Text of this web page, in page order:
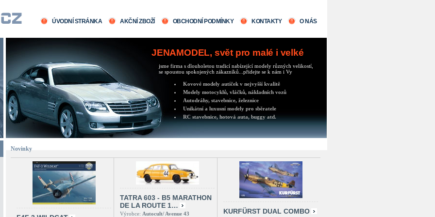
ÚVODNÍ STRÁNKA AKČNÍ ZBOŽÍ OBCHODNÍ PODMÍNKY KONTAKTY O NÁS
JENAMODEL, svět pro malé i velké
jsme firma s dlouholetou tradicí nabízející modely různých velikostí,
se spoustou spokojených zákazníků...přidejte se k nám i Vy
Kovové modely autíček v nejvyšší kvalitě
Modely motocyklů, vláčků, nákladních vozů
Autodráhy, stavebnice, železnice
Unikátní a luxusní modely pro sběratele
RC stavebnice, hotová auta, buggy atd.
Novinky
TATRA 603 - B5 MARATHON
DE LA ROUTE 1…
Výrobce: Autocult/ Avenue 43 KURFÜRST DUAL COMBO